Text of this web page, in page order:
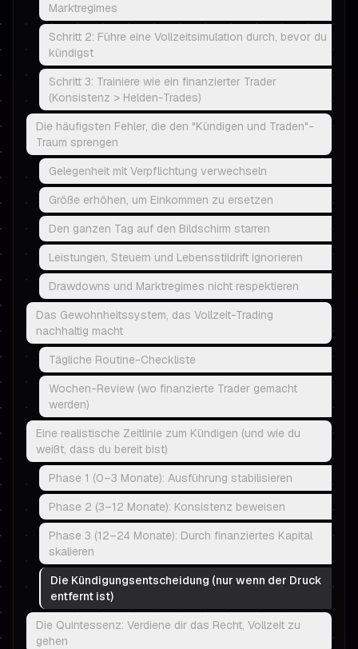
Marktregimes
Schritt 2: Führe eine Vollzeitsimulation durch, bevor du
kündigst
Schritt 3: Trainiere wie ein finanzierter Trader
(Konsistenz > Helden-Trades)
Die häufigsten Fehler, die den "Kündigen und Traden"-
Traum sprengen
Gelegenheit mit Verpflichtung verwechseln
Größe erhöhen, um Einkommen zu ersetzen
Den ganzen Tag auf den Bildschirm starren
Leistungen, Steuern und Lebensstildrift ignorieren
Drawdowns und Marktregimes nicht respektieren
Das Gewohnheitssystem, das Vollzeit-Trading
nachhaltig macht
Tägliche Routine-Checkliste
Wochen-Review (wo finanzierte Trader gemacht
werden)
Eine realistische Zeitlinie zum Kündigen (und wie du
weißt, dass du bereit bist)
Phase 1 (0–3 Monate): Ausführung stabilisieren
Phase 2 (3–12 Monate): Konsistenz beweisen
Phase 3 (12–24 Monate): Durch finanziertes Kapital
skalieren
Die Kündigungsentscheidung (nur wenn der Druck
entfernt ist)
Die Quintessenz: Verdiene dir das Recht, Vollzeit zu
gehen